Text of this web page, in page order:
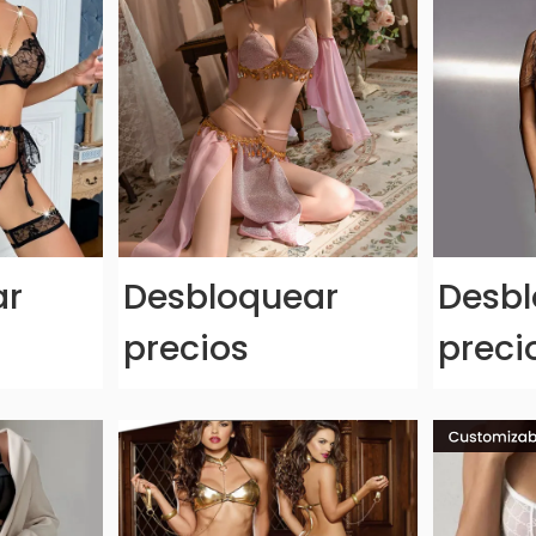
Desbloquear
precios